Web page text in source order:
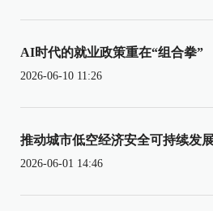
AI时代的就业政策重在“组合拳”
2026-06-10 11:26
推动城市低空经济安全可持续发
2026-06-01 14:46